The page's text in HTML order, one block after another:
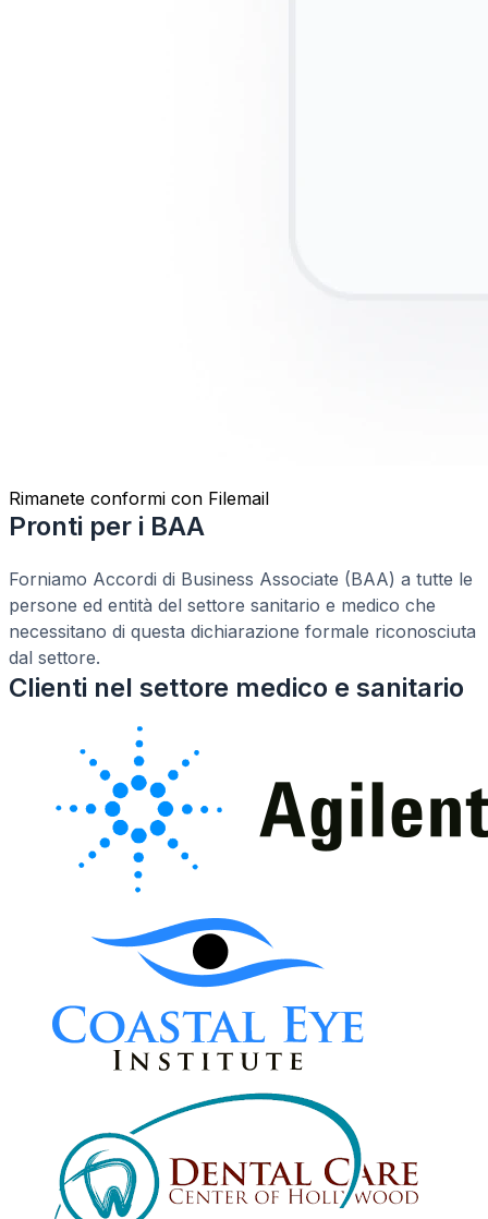
Rimanete conformi con Filemail
Pronti per i BAA
Forniamo Accordi di Business Associate (BAA) a tutte le
persone ed entità del settore sanitario e medico che
necessitano di questa dichiarazione formale riconosciuta
dal settore.
Clienti nel settore medico e sanitario